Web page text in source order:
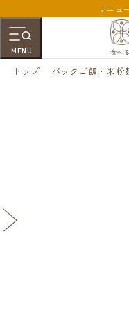
リニュ
MENU 食べ
トップ パックご飯・米粉